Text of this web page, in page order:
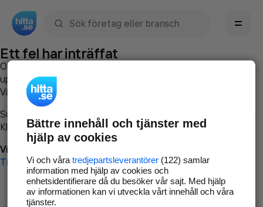
Ett fel har inträffat
Om du vill kan du
uppstod så att vi lättare och snabbare kan avhjälpa det.
Vänligen försök med följande:
Surfa till
Klicka påTillbaka-knappen i webbläsaren och försök igen
Vi beklagar besväret!
Till startsidan
Bättre innehåll och tjänster med
hjälp av cookies
Vi och våra tredjepartsleverantörer(122) samlar
information med hjälp av cookies och
enhetsidentifierare då du besöker vår sajt. Med hjälp
av informationen kan vi utveckla vårt innehåll och våra
tjänster.